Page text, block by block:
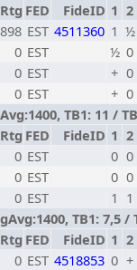
Rtg FED FideID 1 2
EST 4511360 1 ½
0 EST ½ 0
0 EST + 0
0 EST + 0
TB1: 11 /
Rtg FED FideID 1 2
0 EST 0 0
0 EST 0 0
0 EST 1 1
TB1: 7,5 /
Rtg FED FideID 1 2
0 EST 4518853 0 +